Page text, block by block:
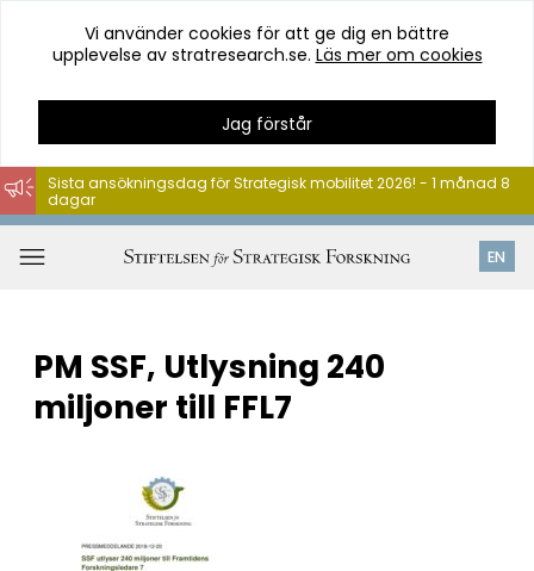
Hoppa
till
innehåll
Vi använder cookies för att ge dig en bättre
upplevelse av stratresearch.se. Läs mer om cookies
Jag förstår
EN
Sista ansökningsdag för Strategisk mobilitet 2026! - 1 månad 8
dagar
PM SSF, Utlysning 240
miljoner till FFL7